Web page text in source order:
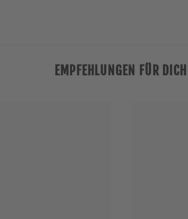
EMPFEHLUNGEN FÜR DICH